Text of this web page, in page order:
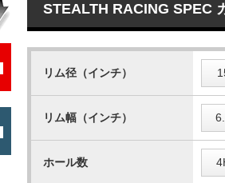
STEALTH RACING SPEC
リム径（インチ）
リム幅（インチ）
ホール数